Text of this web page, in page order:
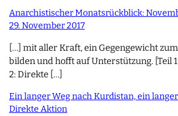
Anarchistischer Monatsrückblick:
29. November 2017
[…] mit aller Kraft, ein Gegengewicht
bilden und hofft auf Unterstützung. [Teil
2: Direkte […]
Ein langer Weg nach Kurdistan, ein
Direkte Aktion